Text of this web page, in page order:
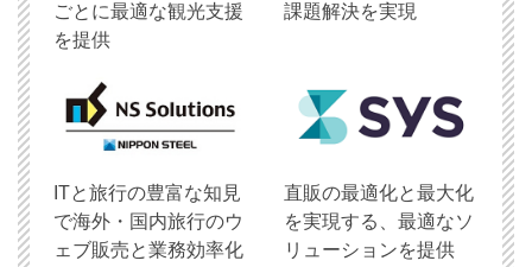
ごとに最適な観光支援
を提供
課題解決を実現
ITと旅行の豊富な知見
で海外・国内旅行のウ
ェブ販売と業務効率化
直販の最適化と最大化
を実現する、最適なソ
リューションを提供